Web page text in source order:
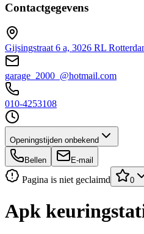
Contactgegevens
Gijsingstraat 6 a, 3026 RL
garage_2000_@hotmail.com
010-4253108
Openingstijden onbekend
Bellen E-mail
Pagina is niet geclaimd 0
Apk